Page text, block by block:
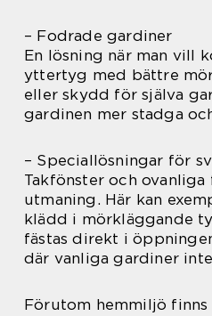
– Fodrade gardiner
En lösning när man vill
yttertyg med bättre
eller skydd för själva
gardinen mer stadga
– Speciallösningar för
Takfönster och
utmaning. Här kan
klädd i mörkläggande
fästas direkt i
där vanliga gardiner
Förutom hemmiljö